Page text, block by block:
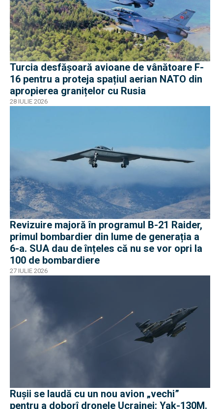
Turcia desfășoară avioane de vânătoare F-
16 pentru a proteja spațiul aerian NATO din
apropierea granițelor cu Rusia
28 IULIE 2026
Revizuire majoră în programul B-21 Raider,
primul bombardier din lume de generația a
6-a. SUA dau de înțeles că nu se vor opri la
100 de bombardiere
27 IULIE 2026
Rușii se laudă cu un nou avion „vechi”
pentru a doborî dronele Ucrainei: Yak-130M.